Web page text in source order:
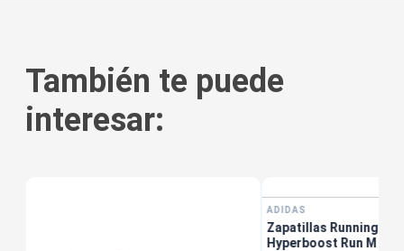
También te puede
interesar:
ADIDAS
Zapatillas Running
Hyperboost Run M